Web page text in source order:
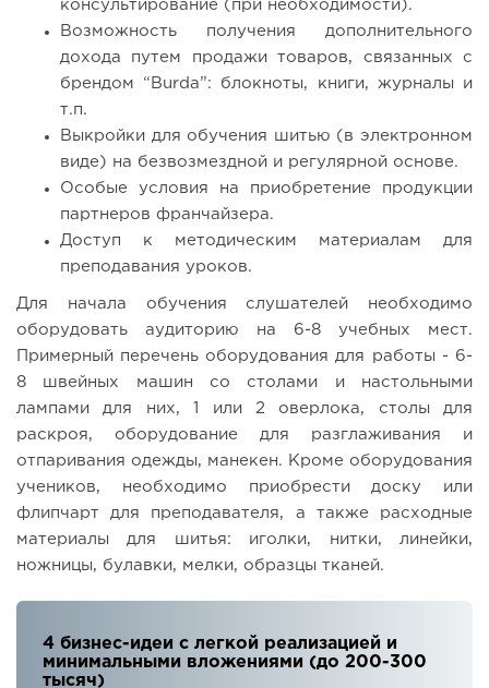
консультирование (при необходимости).
Возможность получения дополнительного
дохода путем продажи товаров, связанных с
брендом “Burda”: блокноты, книги, журналы и
т.п.
Выкройки для обучения шитью (в электронном
виде) на безвозмездной и регулярной основе.
Особые условия на приобретение продукции
партнеров франчайзера.
Доступ к методическим материалам для
преподавания уроков.
Для начала обучения слушателей необходимо
оборудовать аудиторию на 6-8 учебных мест.
Примерный перечень оборудования для работы - 6-
8 швейных машин со столами и настольными
лампами для них, 1 или 2 оверлока, столы для
раскроя, оборудование для разглаживания и
отпаривания одежды, манекен. Кроме оборудования
учеников, необходимо приобрести доску или
флипчарт для преподавателя, а также расходные
материалы для шитья: иголки, нитки, линейки,
ножницы, булавки, мелки, образцы тканей.
4 бизнес-идеи с легкой реализацией и
минимальными вложениями (до 200-300
тысяч)